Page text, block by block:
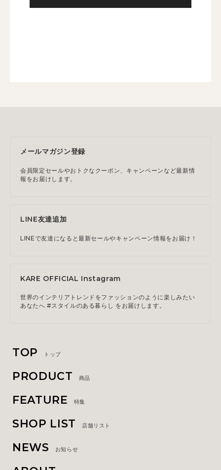
メールマガジン登録
会員限定セールやおトクなクーポン、キャンペーンなど最新情
報をお届けします。
LINE友達追加
LINEで友達になると最新セールやキャンペーン情報をお届け！
KARE OFFICIAL Instagram
世界のインテリアトレンドをファッションのように楽しみたい
あなたへ #スタイルのある暮らし をお届けします。
TOP トップ
PRODUCT 商品
FEATURE 特集
SHOP LIST 店舗リスト
NEWS お知らせ